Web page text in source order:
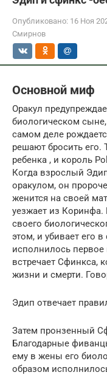
Опубликовано: 16 Ноя
Смирнов
Основной миф
Оракул
биологическом
самом деле
решают бросить его.
ребенка , и король
Когда взрослый
оракулом, он
женится на своей
уезжает из Коринфа.
своего
этом, и убивает его
исполнилось
встречает Сфинкса,
жизни и смерти.
Эдип отвечает
Затем пронзенный
Благодарные
ему в жены его
образом